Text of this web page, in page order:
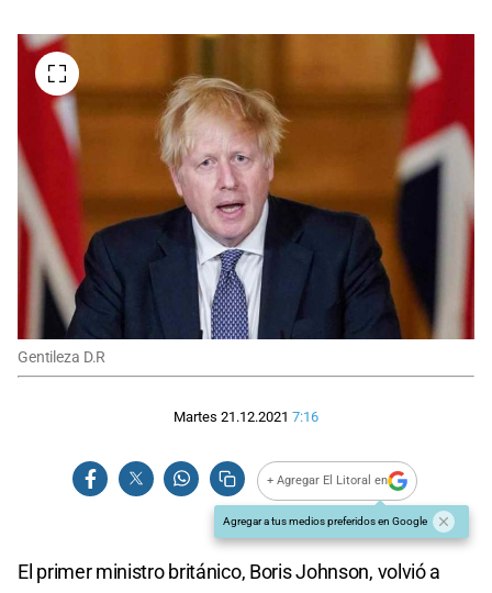
Gentileza D.R
Martes 21.12.2021 7:16
+ Agregar El Litoral en
Agregar a tus medios preferidos en Google
El primer ministro británico, Boris Johnson, volvió a